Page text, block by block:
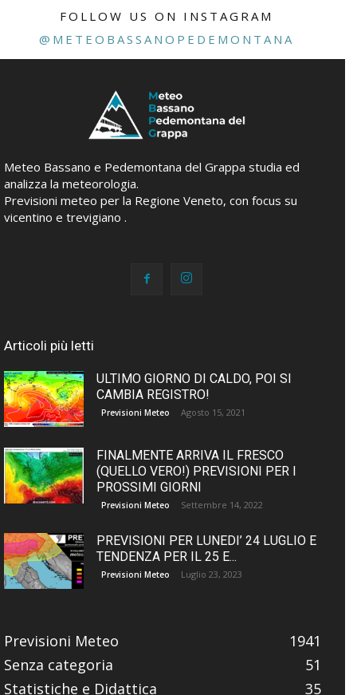
FOLLOW US ON INSTAGRAM
@METEOBASSANOPEDEMONTANA
Meteo Bassano e Pedemontana del Grappa studia ed
analizza la meteorologia.
Previsioni meteo per la Regione Veneto, con focus su
vicentino e trevigiano .
Articoli più letti
ULTIMO GIORNO DI CALDO, POI SI
CAMBIA REGISTRO!
Previsioni Meteo Agosto 15, 2021
FINALMENTE ARRIVA IL FRESCO
(QUELLO VERO!) PREVISIONI PER I
PROSSIMI GIORNI
Previsioni Meteo Settembre 14, 2022
PREVISIONI PER LUNEDI’ 24 LUGLIO E
TENDENZA PER IL 25 E...
Previsioni Meteo Luglio 23, 2023
Previsioni Meteo
1941
Senza categoria
51
Statistiche e Didattica
35